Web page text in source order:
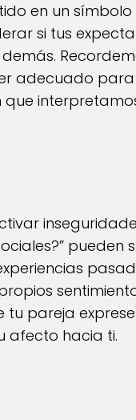
en un
si tus
adecuado para
pueden
tu pareja
afecto hacia ti.